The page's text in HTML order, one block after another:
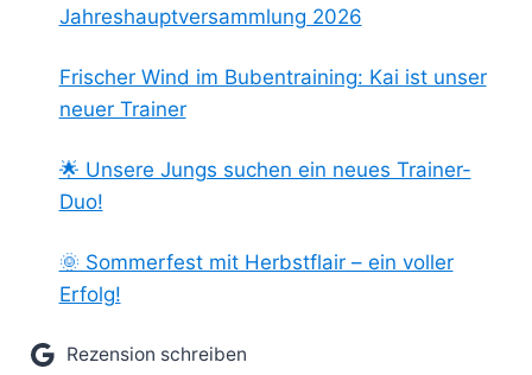
Jahreshauptversammlung 2026
Frischer Wind im Bubentraining: Kai ist unser
neuer Trainer
🌟 Unsere Jungs suchen ein neues Trainer-
Duo!
🌞 Sommerfest mit Herbstflair – ein voller
Erfolg!
Rezension schreiben